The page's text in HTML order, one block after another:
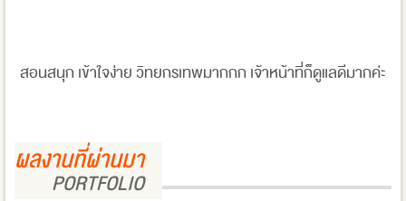
สอนสนุก เข้าใจง่าย วิทยกรเทพมากกก เจ้าหน้าที่ก็ดูแลดีมากค่ะ
ผลงานที่ผ่านมา
PORTFOLIO